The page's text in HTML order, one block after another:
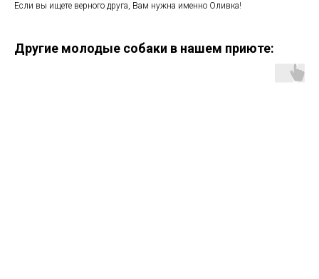
Если вы ищете верного друга, Вам нужна именно Оливка!
Другие молодые собаки в нашем приюте: